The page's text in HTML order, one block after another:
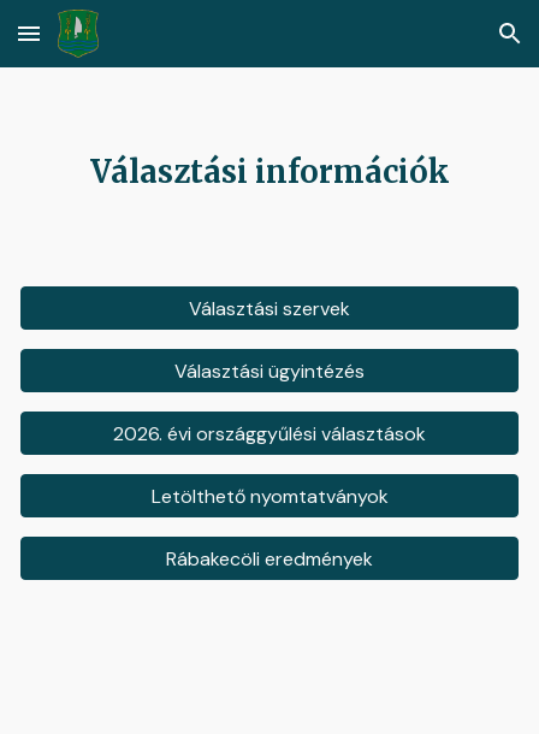
Skip to main content Skip to navigation
Választási információk
Választási szervek
Választási ügyintézés
2026. évi országgyűlési választások
Letölthető nyomtatványok
Rábakecöli eredmények